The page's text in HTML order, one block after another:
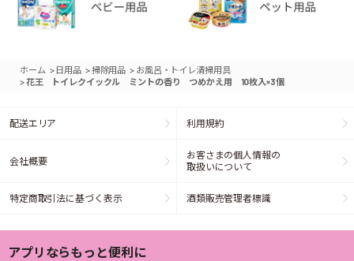
ホーム > 日用品 >掃除用品 > お風呂・トイレ清掃用具
>花王 トイレクイックル ミントの香り つめかえ用 10枚入×3個
配送エリア 利用規約
会社概要
お客さまの個人情報の
取扱いについて
特定商取引法に基づく表示 酒類販売管理者標識
アプリならもっと便利に